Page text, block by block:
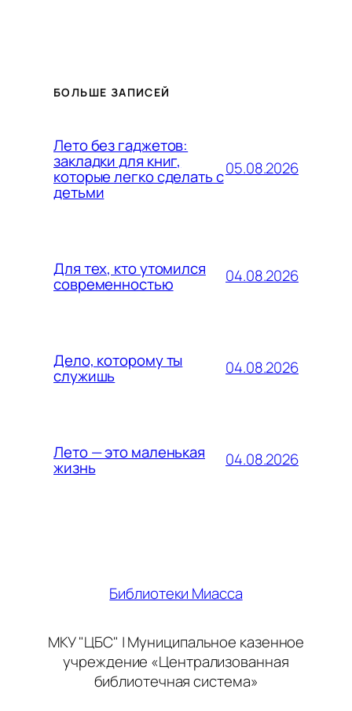
БОЛЬШЕ ЗАПИСЕЙ
Лето без гаджетов:
закладки для книг,
которые легко сделать с
детьми
05.08.2026
Для тех, кто утомился
современностью 04.08.2026
Дело, которому ты
служишь 04.08.2026
Лето — это маленькая
жизнь 04.08.2026
Библиотеки Миасса
МКУ "ЦБС" | Муниципальное казенное
учреждение «Централизованная
библиотечная система»